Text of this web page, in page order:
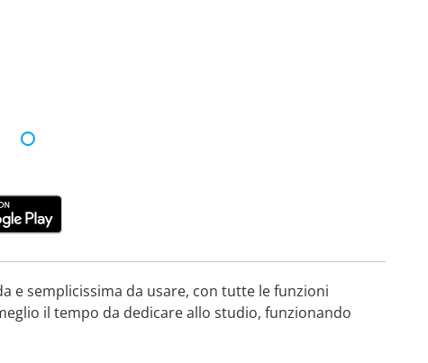
e semplicissima da usare, con tutte le funzioni
il tempo da dedicare allo studio, funzionando